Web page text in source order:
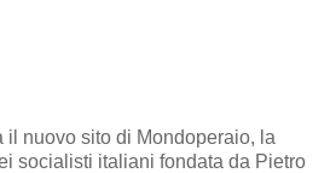
il nuovo sito di Mondoperaio, la
socialisti italiani fondata da Pietro